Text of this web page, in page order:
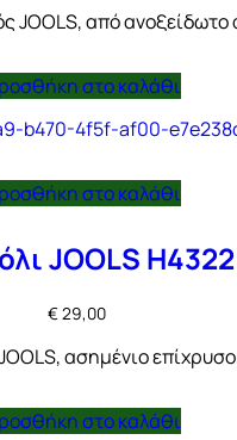
JOOLS, από ανοξείδωτο
στο καλάθι
στο καλάθι
JOOLS H4322
€29,00
ασημένιο
στο καλάθι